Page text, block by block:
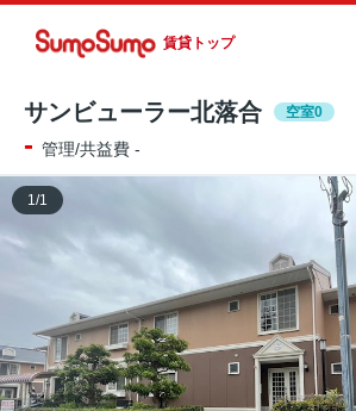
賃貸トップ
サンビューラー北落合 空室0
- 管理/共益費 -
1 /1